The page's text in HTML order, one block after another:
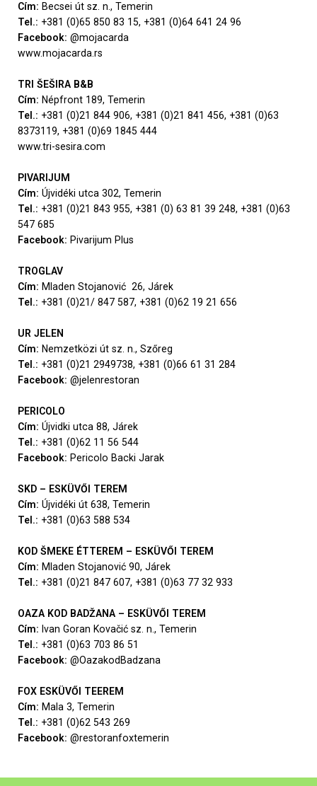
Cím: Becsei út sz. n., Temerin
Tel.: +381 (0)65 850 83 15, +381 (0)64 641 24 96
Facebook: @mojacarda
www.mojacarda.rs
TRI ŠEŠIRA B&B
Cím: Népfront 189, Temerin
Tel.: +381 (0)21 844 906, +381 (0)21 841 456, +381 (0)63
8373119, +381 (0)69 1845 444
www.tri-sesira.com
PIVARIJUM
Cím: Újvidéki utca 302, Temerin
Tel.: +381 (0)21 843 955, +381 (0) 63 81 39 248, +381 (0)63
547 685
Facebook: Pivarijum Plus
TROGLAV
Cím: Mladen Stojanović 26, Járek
Tel.: +381 (0)21/ 847 587, +381 (0)62 19 21 656
UR JELEN
Cím: Nemzetközi út sz. n., Szőreg
Tel.: +381 (0)21 2949738, +381 (0)66 61 31 284
Facebook: @jelenrestoran
PERICOLO
Cím: Újvidki utca 88, Járek
Tel.: +381 (0)62 11 56 544
Facebook: Pericolo Backi Jarak
SKD – ESKÜVŐI TEREM
Cím: Újvidéki út 638, Temerin
Tel.: +381 (0)63 588 534
KOD ŠMEKE ÉTTEREM – ESKÜVŐI TEREM
Cím: Mladen Stojanović 90, Járek
Tel.: +381 (0)21 847 607, +381 (0)63 77 32 933
OAZA KOD BADŽANA – ESKÜVŐI TEREM
Cím: Ivan Goran Kovačić sz. n., Temerin
Tel.: +381 (0)63 703 86 51
Facebook: @OazakodBadzana
FOX ESKÜVŐI TEEREM
Cím: Mala 3, Temerin
Tel.: +381 (0)62 543 269
Facebook: @restoranfoxtemerin